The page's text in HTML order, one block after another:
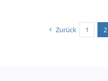
Zurück 1 2